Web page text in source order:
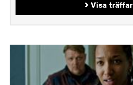
Visa träffar